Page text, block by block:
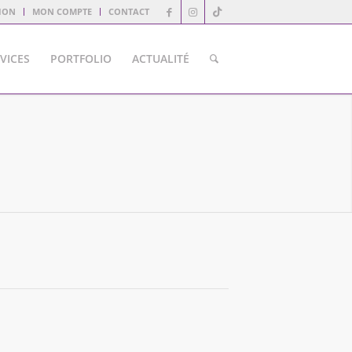
MON COMPTE CONTACT
PORTFOLIO ACTUALITÉ